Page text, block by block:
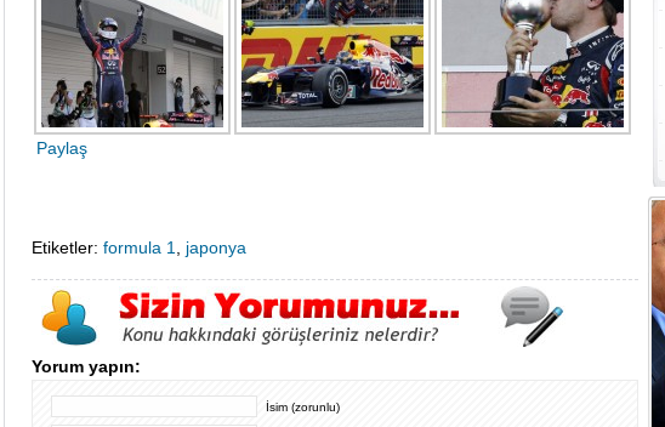
Paylaş
Etiketler: formula 1 japonya
Yorum yapın:
İsim (zorunlu)